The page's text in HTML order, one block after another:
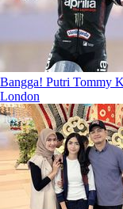
Bangga! Putri Tommy
London